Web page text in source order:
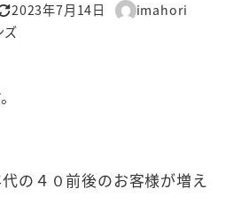
新日
2023年7月14日
著
imahori
ー
ズ
の４０前後のお客様が増え